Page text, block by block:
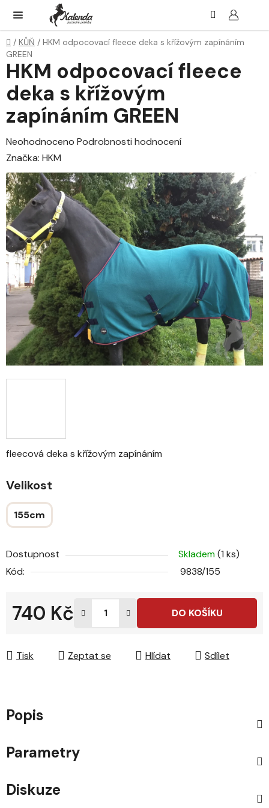
obsah
Domů
/ KŮŇ / HKM odpocovací fleece deka s křížovým zapínáním
GREEN
fleecová deka s křížovým zapínáním
Velikost
155cm
Dostupnost Skladem(1 ks)
Kód:
9838/155
740 Kč DO KOŠÍKU
Tisk Zeptat se Hlídat Sdílet
HKM odpocovací fleece
deka s křížovým
zapínáním GREEN
Průměrné
hodnocení
produktu
je
0,0
z
5
hvězdiček.
Neohodnoceno Podrobnosti hodnocení
Značka: HKM
Popis
Parametry
Diskuze